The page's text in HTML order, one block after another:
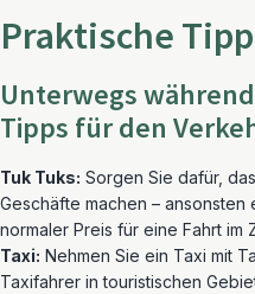
Praktische
Unterwegs
Tipps für den
Tuk Tuks: Sorgen Sie dafür,
Geschäfte machen – ansonsten
normaler Preis für eine Fahrt im
Taxi: Nehmen Sie ein Taxi mit
Taxifahrer in touristischen